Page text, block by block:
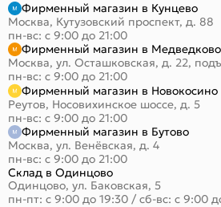
Фирменный магазин в Кунцево
Москва, Кутузовский проспект, д. 88
пн-вс: с 9:00 до 21:00
Фирменный магазин в Медведково
Москва, ул. Осташковская, д. 22,
пн-вс: с 9:00 до 21:00
Фирменный магазин в Новокосино
Реутов, Носовихинское шоссе, д. 5
пн-вс: с 9:00 до 21:00
Фирменный магазин в Бутово
Москва, ул. Венёвская, д. 4
пн-вс: с 9:00 до 21:00
Склад в Одинцово
Одинцово, ул. Баковская, 5
пн-пт: с 9:00 до 19:30 / сб-вс: с 9:00